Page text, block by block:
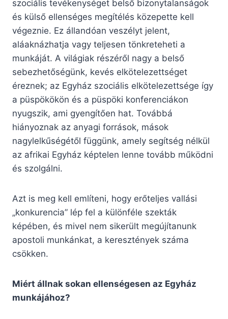
szociális tevékenységet belső bizonytalanságok
és külső ellenséges megítélés közepette kell
végeznie. Ez állandóan veszélyt jelent,
aláaknázhatja vagy teljesen tönkreteheti a
munkáját. A világiak részéről nagy a belső
sebezhetőségünk, kevés elkötelezettséget
éreznek; az Egyház szociális elkötelezettsége így
a püspökökön és a püspöki konferenciákon
nyugszik, ami gyengítően hat. Továbbá
hiányoznak az anyagi források, mások
nagylelkűségétől függünk, amely segítség nélkül
az afrikai Egyház képtelen lenne tovább működni
és szolgálni.
Azt is meg kell említeni, hogy erőteljes vallási
„konkurencia” lép fel a különféle szekták
képében, és mivel nem sikerült megújítanunk
apostoli munkánkat, a keresztények száma
csökken.
Miért állnak sokan ellenségesen az Egyház
munkájához?